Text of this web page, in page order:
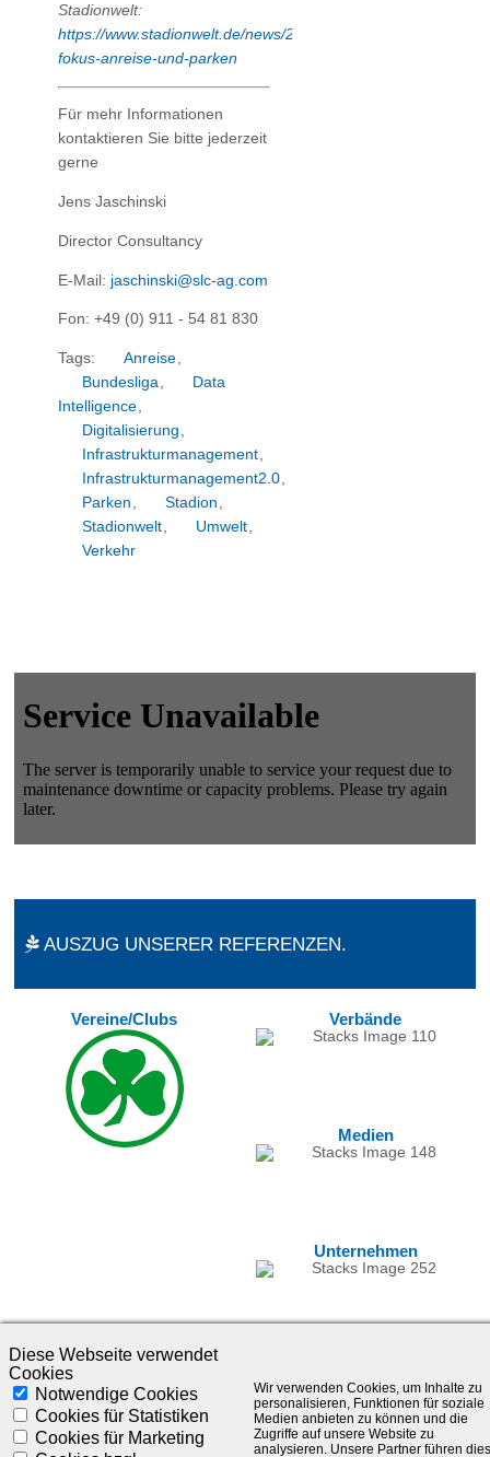
Stadionwelt:
https://www.stadionwelt.de/news/21493/im-
fokus-anreise-und-parken
Für mehr Informationen
kontaktieren Sie bitte jederzeit
gerne
Jens Jaschinski
Director Consultancy
E-Mail: jaschinski@slc-ag.com
Fon: +49 (0) 911 - 54 81 830
Tags: Anreise,
Bundesliga,
Data
Intelligence,
Digitalisierung ,
Infrastrukturmanagement,
Infrastrukturmanagement2.0,
Parken , Stadion ,
Stadionwelt, Umwelt,
Verkehr
AUSZUG UNSERER REFERENZEN.
Vereine/Clubs Verbände
Medien
Unternehmen
©1985-2025 - SLC Management GmbH |Impressum
Diese Webseite verwendet
Cookies
Notwendige Cookies
Cookies für Statistiken
Cookies für Marketing
Wir verwenden Cookies, um Inhalte zu
personalisieren, Funktionen für soziale
Medien anbieten zu können und die
Zugriffe auf unsere Website zu
analysieren. Unsere Partner führen